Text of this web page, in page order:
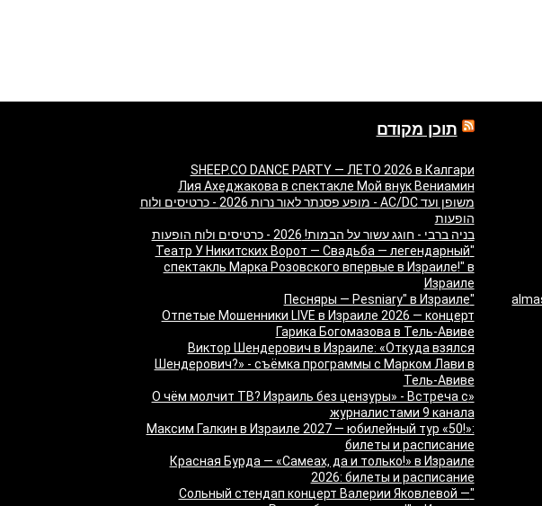
תוכן מקודם
SHEEP.CO DANCE PARTY — ЛЕТО 2026 в Калгари
Лия Ахеджакова в спектакле Мой внук Вениамин
משופן ועד AC/DC - מופע פסנתר לאור נרות 2026 - כרטיסים ולוח
הופעות
בניה ברבי - חוגג עשור על הבמות! 2026 - כרטיסים ולוח הופעות
"Театр У Никитских Ворот — Свадьба — легендарный
спектакль Марка Розовского впервые в Израиле!" в
Израиле
"Песняры — Pesniary" в Израиле
Отпетые Мошенники LIVE в Израиле 2026 — концерт
Гарика Богомазова в Тель-Авиве
Виктор Шендерович в Израиле: «Откуда взялся
Шендерович?» - съёмка программы с Марком Лави в
Тель-Авиве
«О чём молчит ТВ? Израиль без цензуры» - Встреча с
журналистами 9 канала
Максим Галкин в Израиле 2027 — юбилейный тур «50!»:
билеты и расписание
Красная Бурда — «Самеах, да и только!» в Израиле
2026: билеты и расписание
"Сольный стендап концерт Валерии Яковлевой —